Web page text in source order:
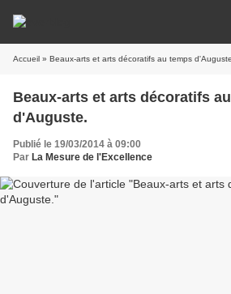
Accueil » Beaux-arts et arts décoratifs au temps d'Auguste.
Beaux-arts et arts décoratifs
d'Auguste.
Publié le 19/03/2014 à 09:00
Par La Mesure de l'Excellence